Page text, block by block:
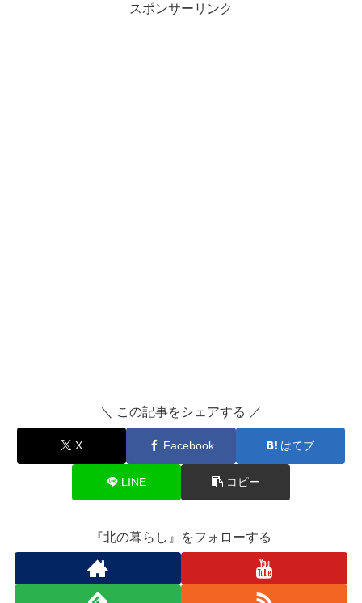
スポンサーリンク
＼ この記事をシェアする ／
X Facebook はてブ
LINE コピー
『北の暮らし』をフォローする